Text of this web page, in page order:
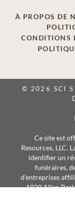
À PROPOS DE
CONDITIONS
© 2026 SCI
Ce site est
Resources, LLC.
identifier un
funéraires,
d’entreprises
1929 Allen